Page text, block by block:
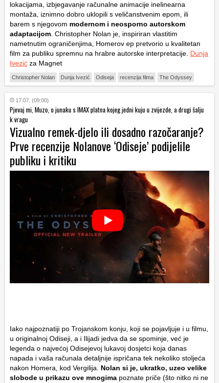
lokacijama, izbjegavanje računalne animacije inelinearna
montaža, iznimno dobro uklopili s veličanstvenim epom, ili
barem s njegovom modernom i neosporno autorskom
adaptacijom . Christopher Nolan je, inspiriran vlastitim
nametnutim ograničenjima, Homerov ep pretvorio u kvalitetan
film za publiku spremnu na hrabre autorske interpretacije. Dunja
Ivezić za Magnet
Christopher Nolan Dunja Ivezić Odiseja recenzija filma The Odyssey
17.07. (09:00)
Pjevaj mi, Muzo, o junaku s IMAX platna kojeg jedni kuju u zvijezde, a drugi šalju
k vragu
Vizualno remek-djelo ili dosadno razočaranje?
Prve recenzije Nolanove ‘Odiseje’ podijelile
publiku i kritiku
Iako najpoznatiji po Trojanskom konju, koji se pojavljuje i u filmu,
u originalnoj Odiseji, a i Ilijadi jedva da se spominje, već je
legenda o najvećoj Odisejevoj lukavoj dosjetci koja danas
napada i vaša računala detaljnije ispričana tek nekoliko stoljeća
nakon Homera, kod Vergilija. Nolan si je, ukratko, uzeo velike
slobode u prikazu ove mnogima poznate priče (što nitko ni ne